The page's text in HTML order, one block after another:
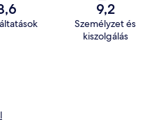
9,2
Személyzet és
kiszolgálás